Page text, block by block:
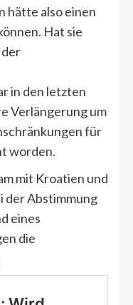
hätte also einen
Hat sie
in den letzten
Verlängerung um
für
worden.
mit Kroatien und
der Abstimmung
eines
die